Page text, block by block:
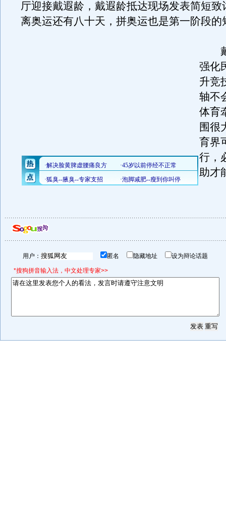
厅迎接戴遐龄，戴遐龄抵达现场发表简短致
离奥运还有八十天，拼奥运也是第一阶段的
戴
强化
升竞
轴不
体育
围很
育界
行，
助才
用户： 匿名 隐藏地址 设为辩论话题
*搜狗拼音输入法，中文处理专家>>